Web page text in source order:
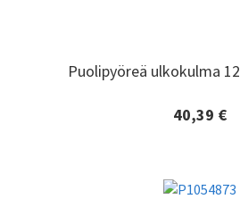
Puolipyöreä ulkokulma
40,39 €
Puolipyöreä ulkokulma
Lisätiedot ja